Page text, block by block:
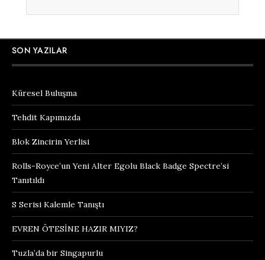
SON YAZILAR
Küresel Buluşma
Tehdit Kapımızda
Blok Zincirin Yerlisi
Rolls-Royce’un Yeni Alter Egolu Black Badge Spectre’si
Tanıtıldı
S Serisi Kalemle Tanıştı
EVREN ÖTESİNE HAZIR MIYIZ?
Tuzla’da bir Singapurlu